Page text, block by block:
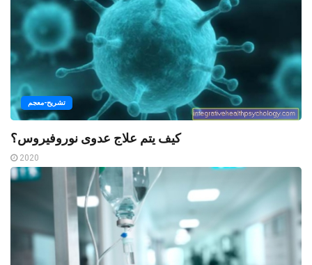
تشريح-معجم
كيف يتم علاج عدوى نوروفيروس؟
2020